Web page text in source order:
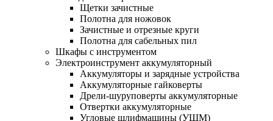
Щетки зачистные
Полотна для ножовок
Зачистные и отрезные круги
Полотна для сабельных пил
Шкафы с инструментом
Электроинструмент аккумуляторный
Аккумуляторы и зарядные устройства
Аккумуляторные гайковерты
Дрели-шуруповерты аккумуляторные
Отвертки аккумуляторные
Угловые шлифмашины (УШМ)